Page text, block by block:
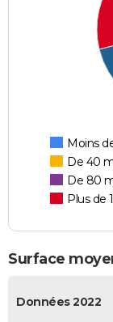
Moins
De 40
De 80
Plus de
Surface
Données 2022